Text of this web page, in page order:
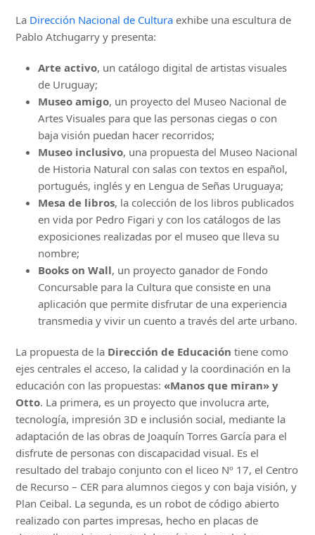
La Dirección Nacional de Cultura exhibe una escultura de
Pablo Atchugarry y presenta:
Arte activo, un catálogo digital de artistas visuales
de Uruguay;
Museo amigo, un proyecto del Museo Nacional de
Artes Visuales para que las personas ciegas o con
baja visión puedan hacer recorridos;
Museo inclusivo, una propuesta del Museo Nacional
de Historia Natural con salas con textos en español,
portugués, inglés y en Lengua de Señas Uruguaya;
Mesa de libros, la colección de los libros publicados
en vida por Pedro Figari y con los catálogos de las
exposiciones realizadas por el museo que lleva su
nombre;
Books on Wall, un proyecto ganador de Fondo
Concursable para la Cultura que consiste en una
aplicación que permite disfrutar de una experiencia
transmedia y vivir un cuento a través del arte urbano.
La propuesta de la Dirección de Educación tiene como
ejes centrales el acceso, la calidad y la coordinación en la
educación con las propuestas:«Manos que miran» y
Otto. La primera, es un proyecto que involucra arte,
tecnología, impresión 3D e inclusión social, mediante la
adaptación de las obras de Joaquín Torres García para el
disfrute de personas con discapacidad visual. Es el
resultado del trabajo conjunto con el liceo Nº 17, el Centro
de Recurso – CER para alumnos ciegos y con baja visión, y
Plan Ceibal. La segunda, es un robot de código abierto
realizado con partes impresas, hecho en placas de